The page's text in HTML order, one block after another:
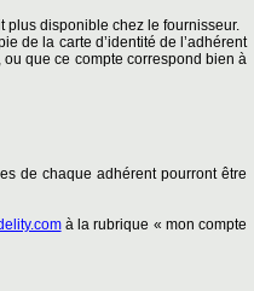
plus disponible chez le fournisseur.
de la carte d’identité de l’adhérent
que ce compte correspond bien à
de chaque adhérent pourront être
à la rubrique « mon compte